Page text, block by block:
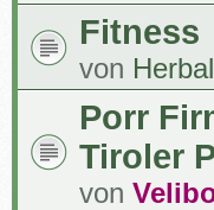
Fitness
von
Porr
Tiroler
von